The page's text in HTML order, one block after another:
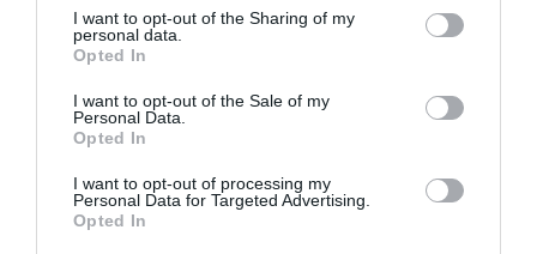
I want to opt-out of the Sharing of my
personal data.
Opted In
I want to opt-out of the Sale of my
Personal Data.
Opted In
I want to opt-out of processing my
Personal Data for Targeted Advertising.
Opted In
Compartir